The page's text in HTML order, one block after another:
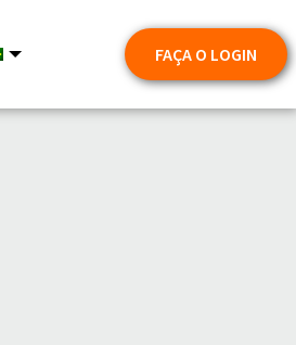
FAÇA O LOGIN